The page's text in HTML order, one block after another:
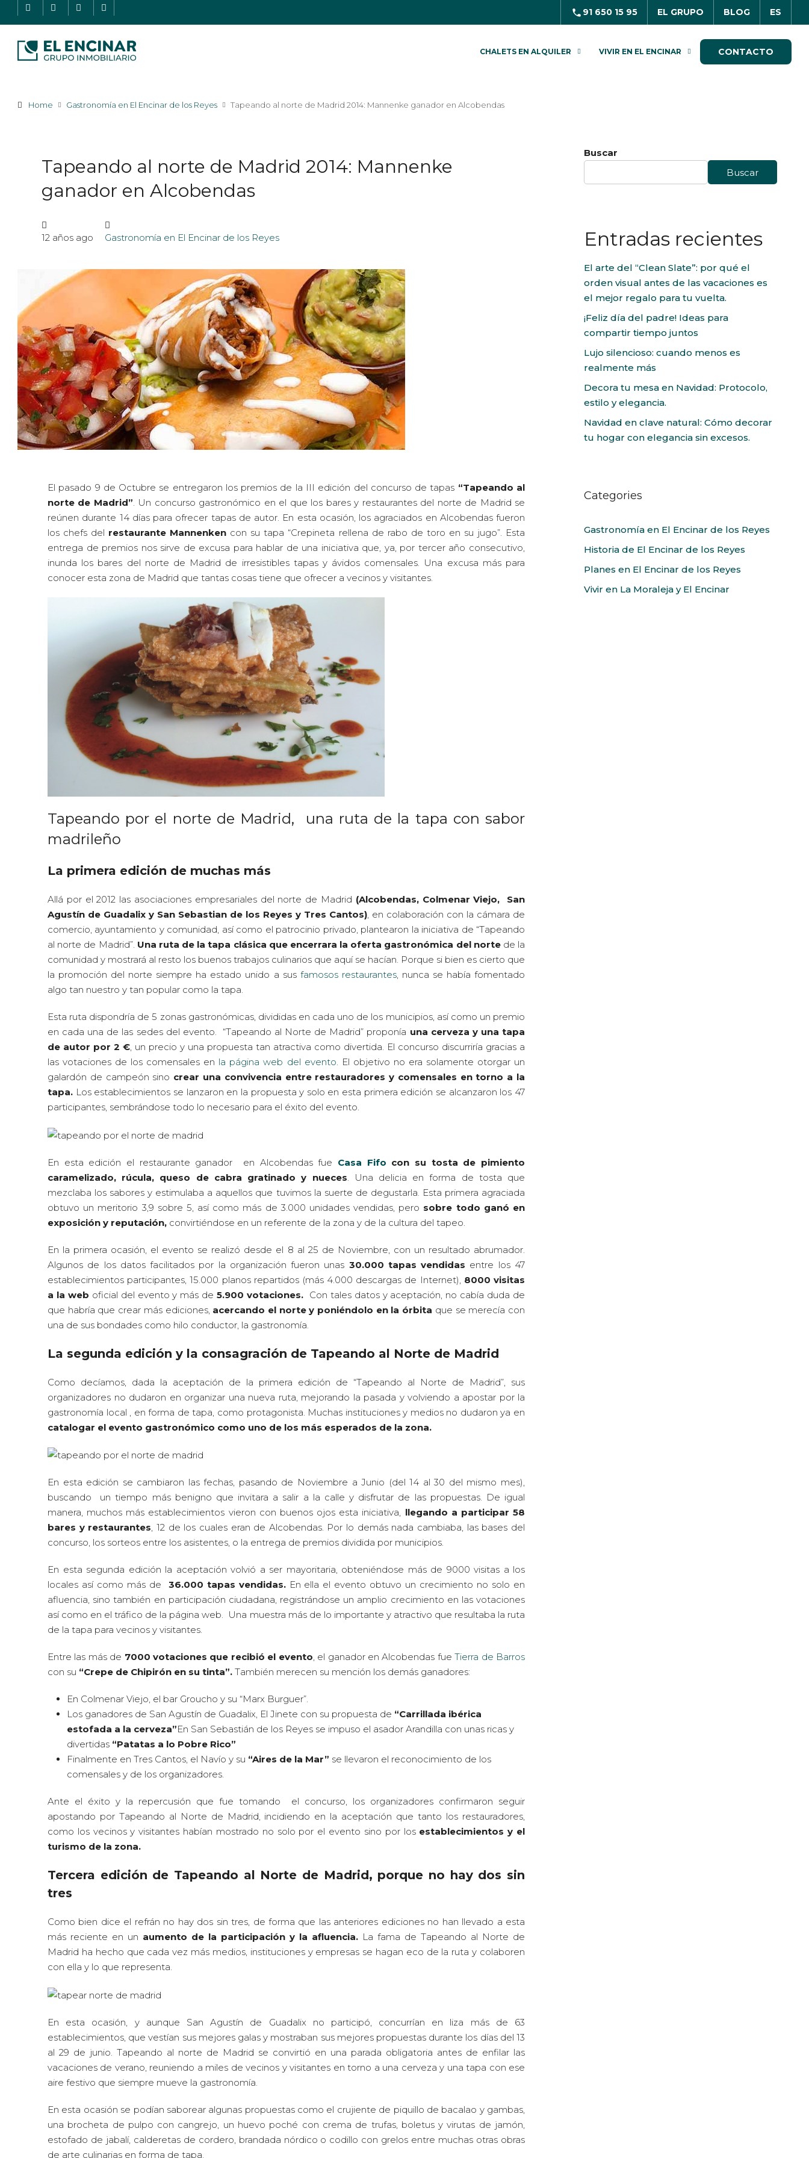
91 650 15 95 EL GRUPO BLOG ES
CHALETS EN ALQUILER VIVIR EN EL ENCINAR CONTACTO
Home Gastronomía en El Encinar de los Reyes Tapeando al norte de Madrid 2014: Mannenke ganador en Alcobendas
Tapeando al norte de Madrid 2014: Mannenke
ganador en Alcobendas
12 años ago Gastronomía en El Encinar de los Reyes
El pasado 9 de Octubre se entregaron los premios de la III edición del concurso de tapas “Tapeando al
norte de Madrid”. Un concurso gastronómico en el que los bares y restaurantes del norte de Madrid se
reúnen durante 14 días para ofrecer tapas de autor. En esta ocasión, los agraciados en Alcobendas fueron
los chefs del restaurante Mannenken con su tapa “Crepineta rellena de rabo de toro en su jugo”. Esta
entrega de premios nos sirve de excusa para hablar de una iniciativa que, ya, por tercer año consecutivo,
inunda los bares del norte de Madrid de irresistibles tapas y ávidos comensales. Una excusa más para
conocer esta zona de Madrid que tantas cosas tiene que ofrecer a vecinos y visitantes.
Tapeando por el norte de Madrid, una ruta de la tapa con sabor
madrileño
La primera edición de muchas más
Allá por el 2012 las asociaciones empresariales del norte de Madrid (Alcobendas, Colmenar Viejo, San
Agustín de Guadalix y San Sebastian de los Reyes y Tres Cantos), en colaboración con la cámara de
comercio, ayuntamiento y comunidad, así como el patrocinio privado, plantearon la iniciativa de “Tapeando
al norte de Madrid”. Una ruta de la tapa clásica que encerrara la oferta gastronómica del nortede la
comunidad y mostrará al resto los buenos trabajos culinarios que aquí se hacían. Porque si bien es cierto que
la promoción del norte siempre ha estado unido a sus famosos restaurantes, nunca se había fomentado
algo tan nuestro y tan popular como la tapa.
Esta ruta dispondría de 5 zonas gastronómicas, divididas en cada uno de los municipios, así como un premio
en cada una de las sedes del evento. “Tapeando al Norte de Madrid” proponía una cerveza y una tapa
de autor por 2 €, un precio y una propuesta tan atractiva como divertida. El concurso discurriría gracias a
las votaciones de los comensales en la página web del evento. El objetivo no era solamente otorgar un
galardón de campeón sino crear una convivencia entre restauradores y comensales en torno a la
tapa. Los establecimientos se lanzaron en la propuesta y solo en esta primera edición se alcanzaron los 47
participantes, sembrándose todo lo necesario para el éxito del evento.
En esta edición el restaurante ganador en Alcobendas fue Casa Fifo con su tosta de pimiento
caramelizado, rúcula, queso de cabra gratinado y nueces . Una delicia en forma de tosta que
mezclaba los sabores y estimulaba a aquellos que tuvimos la suerte de degustarla. Esta primera agraciada
obtuvo un meritorio 3,9 sobre 5, así como más de 3.000 unidades vendidas, pero sobre todo ganó en
exposición y reputación, convirtiéndose en un referente de la zona y de la cultura del tapeo.
En la primera ocasión, el evento se realizó desde el 8 al 25 de Noviembre, con un resultado abrumador.
Algunos de los datos facilitados por la organización fueron unas 30.000 tapas vendidas entre los 47
establecimientos participantes, 15.000 planos repartidos (más 4.000 descargas de Internet), 8000 visitas
a la web oficial del evento y más de5.900 votaciones. Con tales datos y aceptación, no cabía duda de
que habría que crear más ediciones, acercando el norte y poniéndolo en la órbita que se merecía con
una de sus bondades como hilo conductor, la gastronomía.
La segunda edición y la consagración de Tapeando al Norte de Madrid
Como decíamos, dada la aceptación de la primera edición de “Tapeando al Norte de Madrid”, sus
organizadores no dudaron en organizar una nueva ruta, mejorando la pasada y volviendo a apostar por la
gastronomía local , en forma de tapa, como protagonista. Muchas instituciones y medios no dudaron ya en
catalogar el evento gastronómico como uno de los más esperados de la zona.
En esta edición se cambiaron las fechas, pasando de Noviembre a Junio (del 14 al 30 del mismo mes),
buscando un tiempo más benigno que invitara a salir a la calle y disfrutar de las propuestas. De igual
manera, muchos más establecimientos vieron con buenos ojos esta iniciativa, llegando a participar 58
bares y restaurantes, 12 de los cuales eran de Alcobendas. Por lo demás nada cambiaba, las bases del
concurso, los sorteos entre los asistentes, o la entrega de premios dividida por municipios.
En esta segunda edición la aceptación volvió a ser mayoritaria, obteniéndose más de 9000 visitas a los
locales así como más de 36.000 tapas vendidas.En ella el evento obtuvo un crecimiento no solo en
afluencia, sino también en participación ciudadana, registrándose un amplio crecimiento en las votaciones
así como en el tráfico de la página web. Una muestra más de lo importante y atractivo que resultaba la ruta
de la tapa para vecinos y visitantes.
Entre las más de 7000 votaciones que recibió el evento, el ganador en Alcobendas fueTierra de Barros
con su “Crepe de Chipirón en su tinta”. También merecen su mención los demás ganadores:
En Colmenar Viejo, el bar Groucho y su “Marx Burguer”.
Los ganadores de San Agustín de Guadalix, El Jinete con su propuesta de “Carrillada ibérica
estofada a la cerveza”En San Sebastián de los Reyes se impuso el asador Arandilla con unas ricas y
divertidas “Patatas a lo Pobre Rico”
Finalmente en Tres Cantos, el Navío y su “Aires de la Mar” se llevaron el reconocimiento de los
comensales y de los organizadores.
Ante el éxito y la repercusión que fue tomando el concurso, los organizadores confirmaron seguir
apostando por Tapeando al Norte de Madrid, incidiendo en la aceptación que tanto los restauradores,
como los vecinos y visitantes habían mostrado no solo por el evento sino por losestablecimientos y el
turismo de la zona.
Tercera edición de Tapeando al Norte de Madrid, porque no hay dos sin
tres
Como bien dice el refrán no hay dos sin tres, de forma que las anteriores ediciones no han llevado a esta
más reciente en un aumento de la participación y la afluencia. La fama de Tapeando al Norte de
Madrid ha hecho que cada vez más medios, instituciones y empresas se hagan eco de la ruta y colaboren
con ella y lo que representa.
En esta ocasión, y aunque San Agustín de Guadalix no participó, concurrían en liza más de 63
establecimientos, que vestían sus mejores galas y mostraban sus mejores propuestas durante los días del 13
al 29 de junio. Tapeando al norte de Madrid se convirtió en una parada obligatoria antes de enfilar las
vacaciones de verano, reuniendo a miles de vecinos y visitantes en torno a una cerveza y una tapa con ese
aire festivo que siempre mueve la gastronomía.
En esta ocasión se podían saborear algunas propuestas como el crujiente de piquillo de bacalao y gambas,
una brocheta de pulpo con cangrejo, un huevo poché con crema de trufas, boletus y virutas de jamón,
estofado de jabalí, calderetas de cordero, brandada nórdico o codillo con grelos entre muchas otras obras
de arte culinarias en forma de tapa.
Buscar
Buscar
Entradas recientes
El arte del “Clean Slate”: por qué el
orden visual antes de las vacaciones es
el mejor regalo para tu vuelta.
¡Feliz día del padre! Ideas para
compartir tiempo juntos
Lujo silencioso: cuando menos es
realmente más
Decora tu mesa en Navidad: Protocolo,
estilo y elegancia.
Navidad en clave natural: Cómo decorar
tu hogar con elegancia sin excesos.
Categories
Gastronomía en El Encinar de los Reyes
Historia de El Encinar de los Reyes
Planes en El Encinar de los Reyes
Vivir en La Moraleja y El Encinar